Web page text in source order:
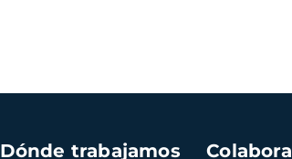
Dónde trabajamos Colabora